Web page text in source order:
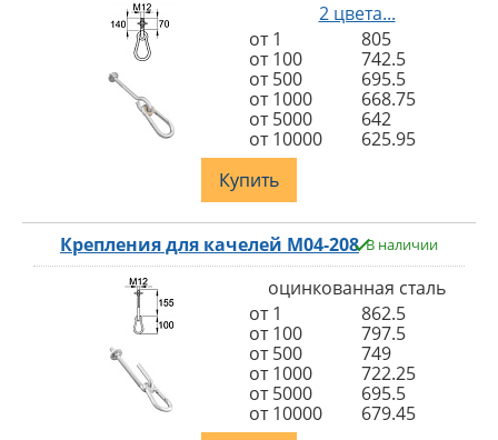
2 цвета...
от 1
805
от 100
742.5
от 500
695.5
от 1000
668.75
от 5000
642
от 10000
625.95
Купить
Крепления для качелей M04-208 В наличии
оцинкованная сталь
от 1
862.5
от 100
797.5
от 500
749
от 1000
722.25
от 5000
695.5
от 10000
679.45